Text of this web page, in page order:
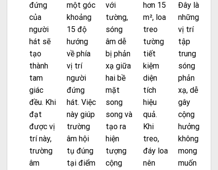
đứng
của
người
hát sẽ
tạo
thành
tam
giác
đều. Khi
đạt
được vị
trí này,
trường
âm
một góc
khoảng
15 độ
hướng
về phía
vị trí
người
đứng
hát. Việc
này giúp
trường
âm hội
tụ đúng
tại điểm
với
tường,
sóng
âm dễ
bị phản
xạ giữa
hai bề
mặt
song
song và
tạo ra
hiện
tượng
cộng
hơn 15
m², loa
treo
tường
tiết
kiệm
diện
tích
hiệu
quả.
Khi
treo,
đáy loa
nên
Đây là
những
vị trí
tập
trung
sóng
phản
xạ, dễ
gây
cộng
hưởng
không
mong
muốn